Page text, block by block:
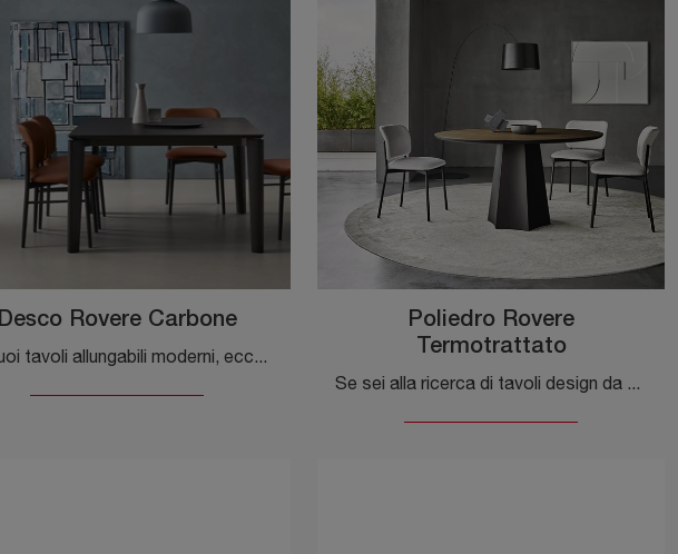
Desco Rovere Carbone
Se vuoi tavoli allungabili moderni, ecco a te il modello da pranzo in legno Desco Rovere Carbone dell'azienda Sangiacomo.
Poliedro Rovere
Termotrattato
Se sei alla ricerca di tavoli design da pranzo, scopri i modelli fissi di Sangiacomo: clicca e scopri il modello Poliedro Rovere Termotrattato in ...